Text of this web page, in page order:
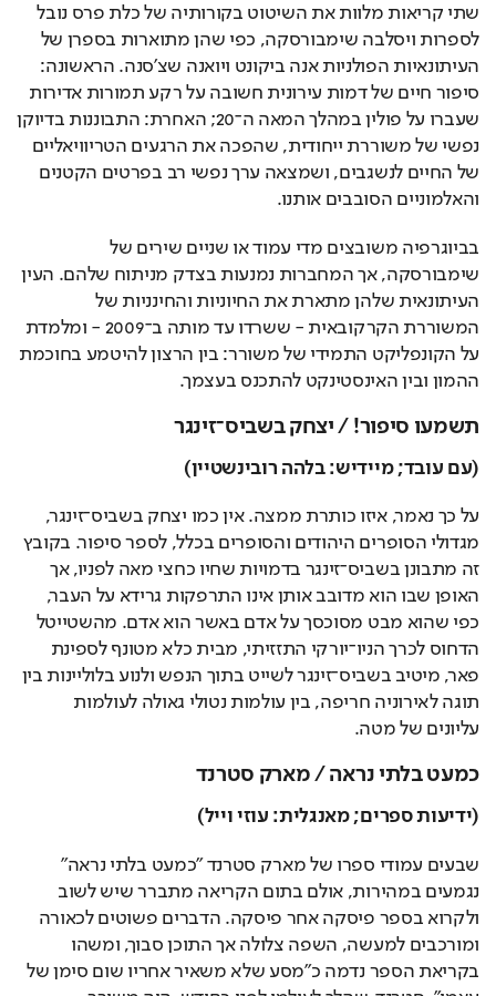
שתי קריאות מלוות את השיטוט בקורותיה של כלת פרס נובל
לספרות ויסלבה שימבורסקה, כפי שהן מתוארות בספרן של
העיתונאיות הפולניות אנה ביקונט ויואנה שצ'סנה. הראשונה:
סיפור חיים של דמות עירונית חשובה על רקע תמורות אדירות
שעברו על פולין במהלך המאה ה־20; האחרת: התבוננות בדיוקן
נפשי של משוררת ייחודית, שהפכה את הרגעים הטריוויאליים
של החיים לנשגבים, ושמצאה ערך נפשי רב בפרטים הקטנים
והאלמוניים הסובבים אותנו.
בביוגרפיה משובצים מדי עמוד או שניים שירים של
שימבורסקה, אך המחברות נמנעות בצדק מניתוח שלהם. העין
העיתונאית שלהן מתארת את החיוניות והחינניות של
המשוררת הקרקובאית - ששרדו עד מותה ב־2009 - ומלמדת
על הקונפליקט התמידי של משורר: בין הרצון להיטמע בחוכמת
ההמון ובין האינסטינקט להתכנס בעצמך.
תשמעו סיפור! / יצחק בשביס־זינגר
(עם עובד; מיידיש: בלהה רובינשטיין)
על כך נאמר, איזו כותרת ממצה. אין כמו יצחק בשביס־זינגר,
מגדולי הסופרים היהודים והסופרים בכלל, לספר סיפור. בקובץ
זה מתבונן בשביס־זינגר בדמויות שחיו כחצי מאה לפניו, אך
האופן שבו הוא מדובב אותן אינו התרפקות גרידא על העבר,
כפי שהוא מבט מסוכסך על אדם באשר הוא אדם. מהשטייטל
הדחוס לכרך הניו־יורקי התזזיתי, מבית כלא מטונף לספינת
פאר, מיטיב בשביס־זינגר לשייט בתוך הנפש ולנוע בלוליינות בין
תוגה לאירוניה חריפה, בין עולמות נטולי גאולה לעולמות
עליונים של מטה.
כמעט בלתי נראה / מארק סטרנד
(ידיעות ספרים; מאנגלית: עוזי וייל)
שבעים עמודי ספרו של מארק סטרנד "כמעט בלתי נראה"
נגמעים במהירות, אולם בתום הקריאה מתברר שיש לשוב
ולקרוא בספר פיסקה אחר פיסקה. הדברים פשוטים לכאורה
ומורכבים למעשה, השפה צלולה אך התוכן סבוך, ומשהו
בקריאת הספר נדמה כ"מסע שלא משאיר אחריו שום סימן של